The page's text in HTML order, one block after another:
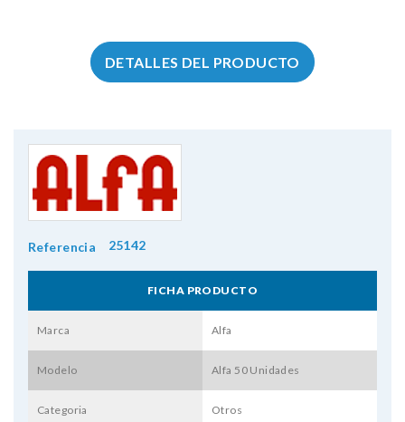
DETALLES DEL PRODUCTO
Referencia 25142
FICHA PRODUCTO
Marca Alfa
Modelo Alfa 50 Unidades
Categoria Otros